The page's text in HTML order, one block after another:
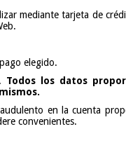
mediante tarjeta de
elegido.
Todos los datos
en la cuenta
convenientes.